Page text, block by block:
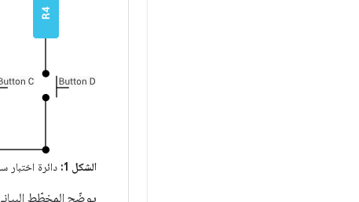
الشكل 1: دائرة اختبار